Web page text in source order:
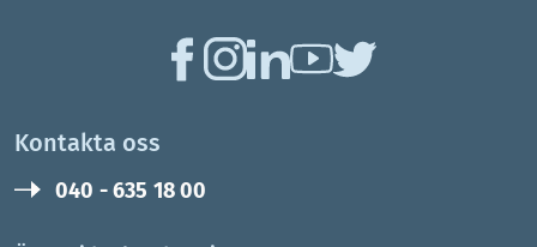
Kontakta oss
040 - 635 18 00